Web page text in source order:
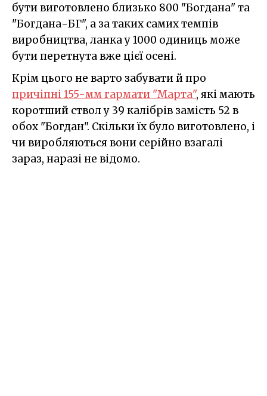
бути виготовлено близько 800 "Богдана" та
"Богдана-БГ", а за таких самих темпів
виробництва, ланка у 1000 одиниць може
бути перетнута вже цієї осені.
Крім цього не варто забувати й про
причіпні 155-мм гармати "Марта", які мають
коротший ствол у 39 калібрів замість 52 в
обох "Богдан". Скільки їх було виготовлено, і
чи виробляються вони серійно взагалі
зараз, наразі не відомо.